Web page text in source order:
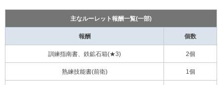
主なルーレット報酬一覧(一部)
報酬 個数
訓練指南書、鉄鉱石箱(★3) 2個
熟練技能書(前衛) 1個